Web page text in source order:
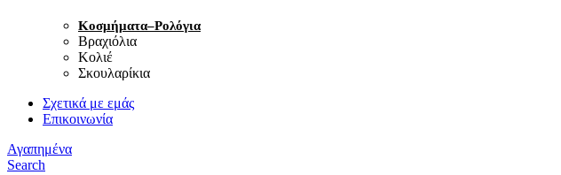
Κοσμήματα–Ρολόγια
Βραχιόλια
Κολιέ
Σκουλαρίκια
Σχετικά με εμάς
Επικοινωνία
Αγαπημένα
Search